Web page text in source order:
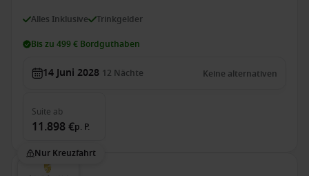
Alles Inklusive Trinkgelder
Bis zu 499 € Bordguthaben
14 Juni 2028 12 Nächte Keine alternativen
Suite ab
11.898 €p. P.
Nur Kreuzfahrt